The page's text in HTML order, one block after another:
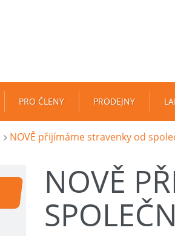
PRO ČLENY PRODEJNY
NOVĚ přijímáme stravenky od
NOVĚ